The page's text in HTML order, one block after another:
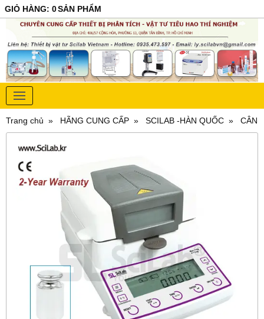
GIỎ HÀNG: 0SẢN PHẨM
Trang chủ HÃNG CUNG CẤP SCILAB -HÀN QUỐC CÂN